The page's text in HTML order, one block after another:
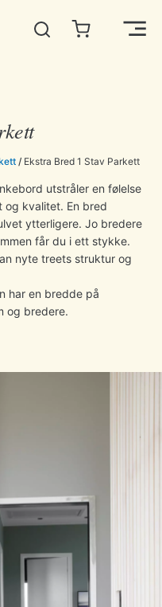
/ Ekstra Bred 1 Stav Parkett
utstråler en følelse
og kvalitet. En bred
ytterligere. Jo bredere
får du i ett stykke.
nyte treets struktur og
har en bredde på
og bredere.